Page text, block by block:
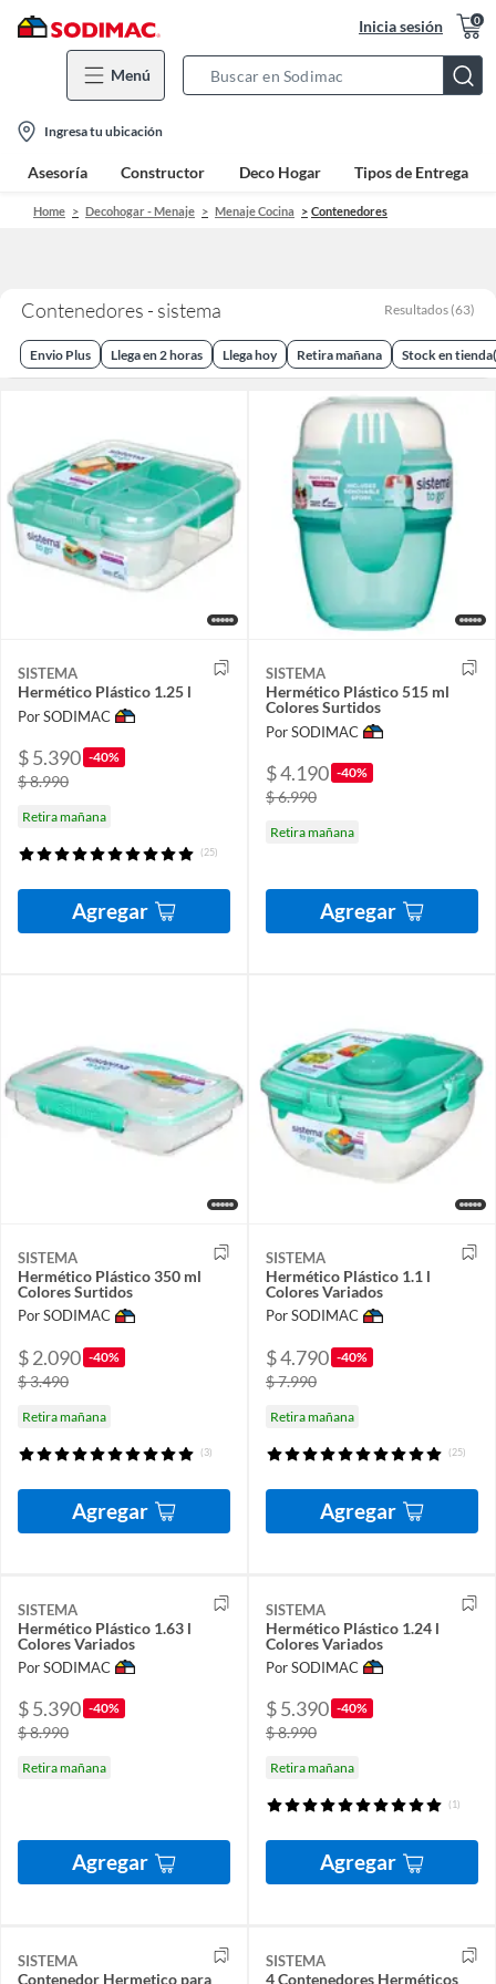
Inicia sesión 0
Menú
Bar
location-
icon
Ingresa tu ubicación
Asesoría Constructor Deco Hogar Tipos de Entrega
Home Decohogar - Menaje Menaje Cocina Contenedores
Contenedores - sistema Resultados (63)
Envio Plus Llega en 2 horas Llega hoy Retira mañana Stock en tienda(
SISTEMA
Hermético Plástico 1.25 l
Por SODIMAC
$ 5.390 -40%
$ 8.990
Retira mañana
(25)
Agregar
SISTEMA
Hermético Plástico 515 ml
Colores Surtidos
Por SODIMAC
$ 4.190 -40%
$ 6.990
Retira mañana
Agregar
SISTEMA
Hermético Plástico 350 ml
Colores Surtidos
Por SODIMAC
$ 2.090 -40%
$ 3.490
Retira mañana
(3)
Agregar
SISTEMA
Hermético Plástico 1.1 l
Colores Variados
Por SODIMAC
$ 4.790 -40%
$ 7.990
Retira mañana
(25)
Agregar
SISTEMA
Hermético Plástico 1.63 l
Colores Variados
Por SODIMAC
$ 5.390 -40%
$ 8.990
Retira mañana
Agregar
SISTEMA
Hermético Plástico 1.24 l
Colores Variados
Por SODIMAC
$ 5.390 -40%
$ 8.990
Retira mañana
(1)
Agregar
SISTEMA
Contenedor Hermetico para
SISTEMA
4 Contenedores Herméticos